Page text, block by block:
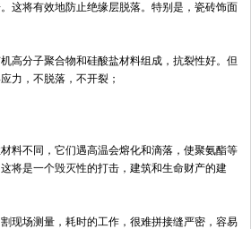
将有效地防止绝缘层脱落。特别是，瓷砖饰面
分子聚合物和硅酸盐材料组成，抗裂性好。但
力，不脱落，不开裂；
不同，它们遇高温会熔化和滴落，使聚氨酯等
将是一个毁灭性的打击，建筑和生命财产的建
场测量，耗时的工作，很难拼接缝严密，容易